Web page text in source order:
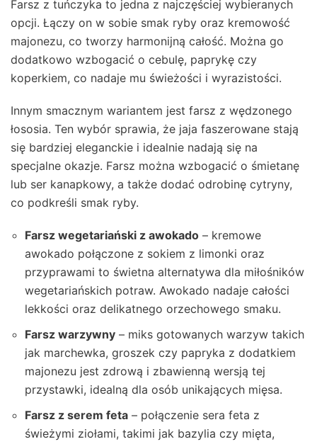
Farsz z tuńczyka to jedna z najczęściej wybieranych
opcji. Łączy on w sobie smak ryby oraz kremowość
majonezu, co tworzy harmonijną całość. Można go
dodatkowo wzbogacić o cebulę, paprykę czy
koperkiem, co nadaje mu świeżości i wyrazistości.
Innym smacznym wariantem jest farsz z wędzonego
łososia. Ten wybór sprawia, że jaja faszerowane stają
się bardziej eleganckie i idealnie nadają się na
specjalne okazje. Farsz można wzbogacić o śmietanę
lub ser kanapkowy, a także dodać odrobinę cytryny,
co podkreśli smak ryby.
Farsz wegetariański z awokado – kremowe
awokado połączone z sokiem z limonki oraz
przyprawami to świetna alternatywa dla miłośników
wegetariańskich potraw. Awokado nadaje całości
lekkości oraz delikatnego orzechowego smaku.
Farsz warzywny – miks gotowanych warzyw takich
jak marchewka, groszek czy papryka z dodatkiem
majonezu jest zdrową i zbawienną wersją tej
przystawki, idealną dla osób unikających mięsa.
Farsz z serem feta – połączenie sera feta z
świeżymi ziołami, takimi jak bazylia czy mięta,